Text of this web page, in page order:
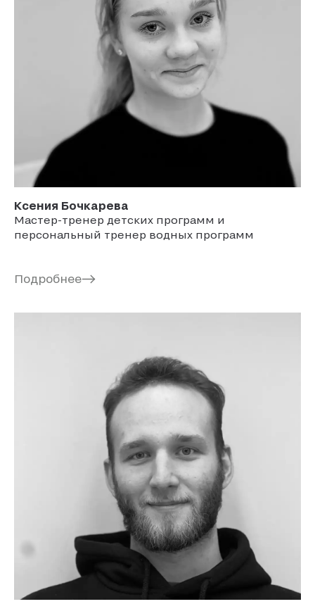
Ксения Бочкарева
Мастер-тренер детских программ и
персональный тренер водных программ
Подробнее